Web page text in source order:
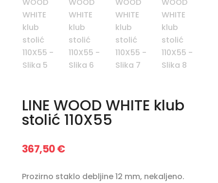
LINE WOOD WHITE klub
stolić 110X55
367,50€
Prozirno staklo debljine 12 mm, nekaljeno.